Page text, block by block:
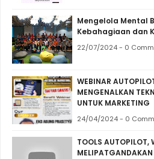
Mengelola Mental
Kebahagiaan dan
22/07/2024 - 0
WEBINAR
MENGENALKAN
UNTUK MARKETING
24/04/2024 - 0
TOOLS AUTOPILOT,